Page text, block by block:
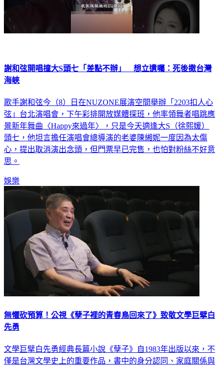
謝和弦開唱撞大S頭七「差點不辦」 想立遺囑：死後撒台灣
海峽
歌手謝和弦今（8）日在NUZONE展演空間舉辦「2203扣人心
弦」台北演唱會，下午彩排開放媒體探班，他率領舞者唱跳應
景新年舞曲〈Happy來過年〉，只是今天適逢大S（徐熙媛）
頭七，他坦言擔任演唱會總導演的老婆陳緗妮一度因為太傷
心，提出取消演出念頭，但門票早已完售，也怕對粉絲不好意
思。
娛樂
無懼砍預算！公視《孽子裡的青春鳥回來了》致敬文學巨擘白
先勇
文學巨擘白先勇經典長篇小說《孽子》自1983年出版以來，不
僅是台灣文學史上的重要作品，書中的身分認同、家庭關係與